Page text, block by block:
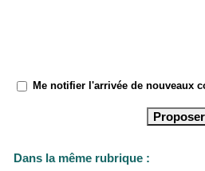
Me notifier l'arrivée de nouveaux
Dans la même rubrique :